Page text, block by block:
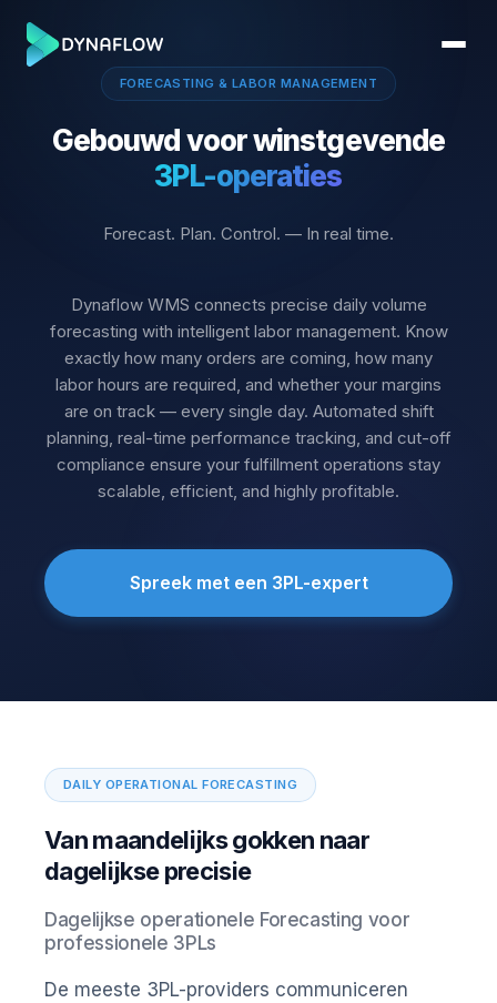
FORECASTING & LABOR MANAGEMENT
Gebouwd voor winstgevende
3PL-operaties
Forecast. Plan. Control. — In real time.
Dynaflow WMS connects precise daily volume
forecasting with intelligent labor management. Know
exactly how many orders are coming, how many
labor hours are required, and whether your margins
are on track — every single day. Automated shift
planning, real-time performance tracking, and cut-off
compliance ensure your fulfillment operations stay
scalable, efficient, and highly profitable.
Spreek met een 3PL-expert
DAILY OPERATIONAL FORECASTING
Van maandelijks gokken naar
dagelijkse precisie
Dagelijkse operationele Forecasting voor
professionele 3PLs
De meeste 3PL-providers communiceren